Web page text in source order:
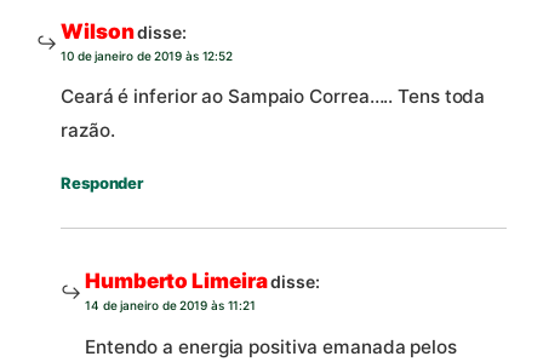
Wilsondisse:
10 de janeiro de 2019 às 12:52
Ceará é inferior ao Sampaio Correa….. Tens toda
razão.
Responder
Humberto Limeiradisse:
14 de janeiro de 2019 às 11:21
Entendo a energia positiva emanada pelos